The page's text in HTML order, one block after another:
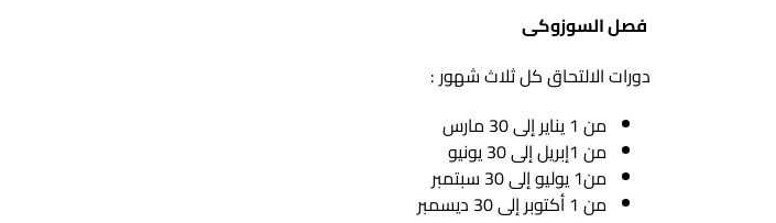
فصل السوزوكى
دورات الالتحاق كل ثلاث شهور :
من 1 يناير إلى 30 مارس
من 1إبريل إلى 30 يونيو
من1 يوليو إلى 30 سبتمبر
من 1 أكتوبر إلى 30 ديسمبر